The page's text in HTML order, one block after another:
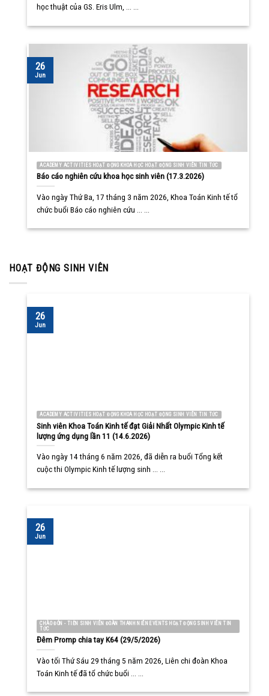
học thuật của GS. Eris Ulm, ... ...
ACADEMY ACTIVITIES HOẠT ĐỘNG KHOA HỌC HOẠT ĐỘNG SINH VIÊN TIN TỨC
Báo cáo nghiên cứu khoa học sinh viên (17.3.2026)
Vào ngày Thứ Ba, 17 tháng 3 năm 2026, Khoa Toán Kinh tế tổ
chức buổi Báo cáo nghiên cứu ... ...
26
Jun
HOẠT ĐỘNG SINH VIÊN
ACADEMY ACTIVITIES HOẠT ĐỘNG KHOA HỌC HOẠT ĐỘNG SINH VIÊN TIN TỨC
Sinh viên Khoa Toán Kinh tế đạt Giải Nhất Olympic Kinh tế
lượng ứng dụng lần 11 (14.6.2026)
Vào ngày 14 tháng 6 năm 2026, đã diễn ra buổi Tổng kết
cuộc thi Olympic Kinh tế lượng sinh ... ...
26
Jun
CHÀO ĐÓN - TIỄN SINH VIÊN ĐOÀN THANH NIÊN EVENTS HOẠT ĐỘNG SINH VIÊN TIN
TỨC
Đêm Promp chia tay K64 (29/5/2026)
Vào tối Thứ Sáu 29 tháng 5 năm 2026, Liên chi đoàn Khoa
Toán Kinh tế đã tổ chức buổi ... ...
26
Jun